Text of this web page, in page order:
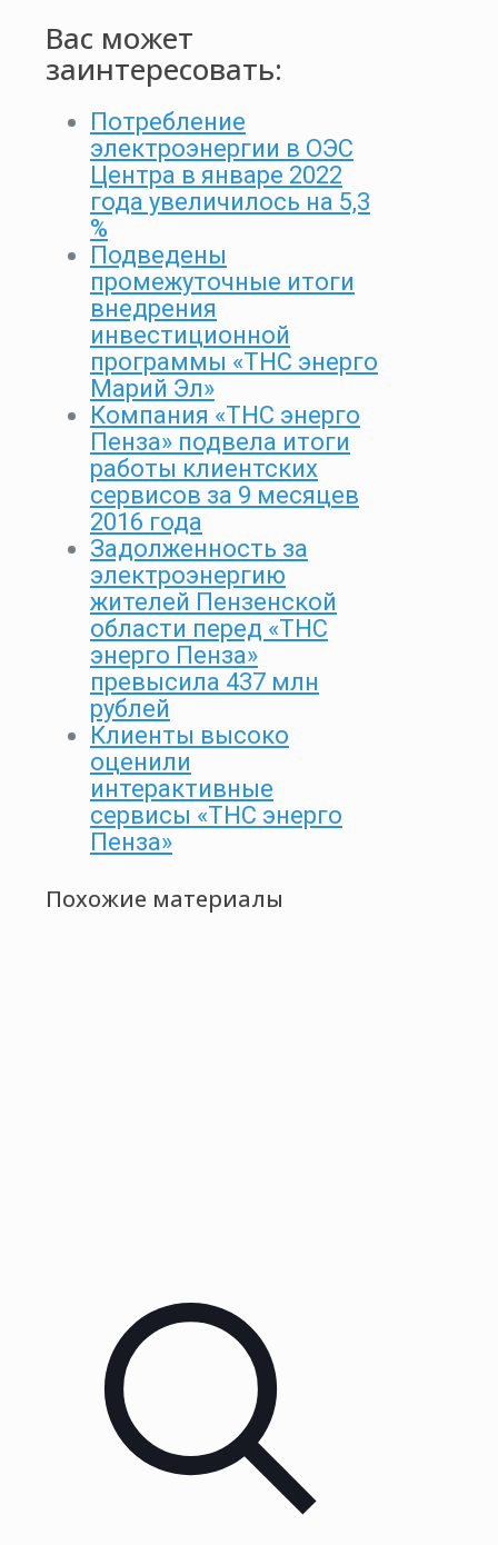
Вас может
заинтересовать:
Потребление
электроэнергии в ОЭС
Центра в январе 2022
года увеличилось на 5,3
%
Подведены
промежуточные итоги
внедрения
инвестиционной
программы «ТНС энерго
Марий Эл»
Компания «ТНС энерго
Пенза» подвела итоги
работы клиентских
сервисов за 9 месяцев
2016 года
Задолженность за
электроэнергию
жителей Пензенской
области перед «ТНС
энерго Пенза»
превысила 437 млн
рублей
Клиенты высоко
оценили
интерактивные
сервисы «ТНС энерго
Пенза»
Похожие материалы